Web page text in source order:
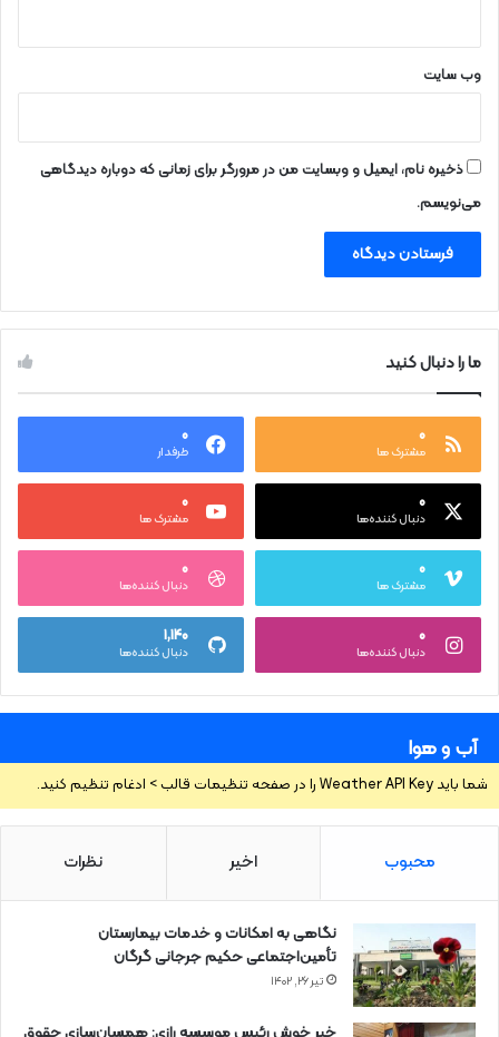
س
ت
وب‌ سایت
ذخیره نام، ایمیل و وبسایت من در مرورگر برای زمانی که دوباره دیدگاهی
می‌نویسم.
ما را دنبال کنید
۰
مشترک ها
۰
طرفدار
۰
دنبال کننده‌ها
۰
مشترک ها
۰
مشترک ها
۰
دنبال کننده‌ها
۰
دنبال کننده‌ها
۱,۱۴۰
دنبال کننده‌ها
آب و هوا
شما باید Weather API Key را در صفحه تنظیمات قالب > ادغام تنظیم کنید.
محبوب اخیر نظرات
نگاهی به امکانات و خدمات بیمارستان
تأمین‌اجتماعی حکیم جرجانی گرگان
تیر ۲۶, ۱۴۰۲